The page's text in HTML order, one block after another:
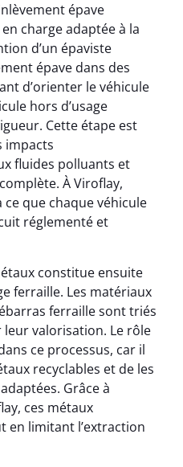
épave
charge adaptée à la
d’un épaviste
épave dans des
d’orienter le véhicule
hors d’usage
Cette étape est
impacts
fluides polluants et
À Viroflay,
ce que chaque véhicule
réglementé et
constitue ensuite
ferraille. Les matériaux
ferraille sont triés
leur valorisation. Le rôle
ce processus, car il
recyclables et de les
Grâce à
ces métaux
limitant l’extraction